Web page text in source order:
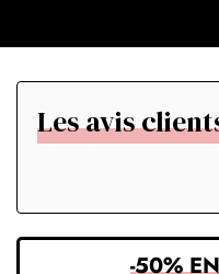
Les avis
-50%